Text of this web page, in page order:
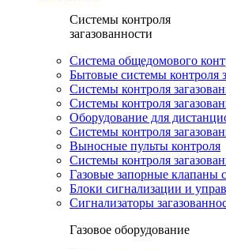
Системы контроля
загазованности
Система общедомового
Бытовые системы контроля
Системы контроля
Системы контроля
Оборудование для
Системы контроля
Выносные пульты контроля
Системы контроля
Газовые запорные
Блоки сигнализации и
Сигнализаторы
Газовое оборудование